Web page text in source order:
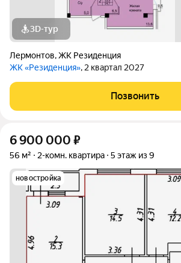
3D-тур
Лермонтов,ЖК Резиденция
ЖК «Резиденция», 2 квартал 2027
Позвонить
6 900 000 ₽
56 м² 2-комн. квартира 5 этаж из 9
новостройка